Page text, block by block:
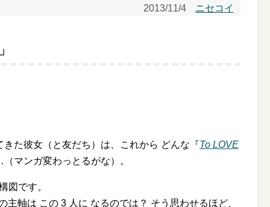
2013/11/4 ニセコイ
きた彼女（と友だち）は、これから どんな『To LOVE
マンガ変わっとるがな）。
図です。
軸は この 3 人に なるのでは？ そう思わせるほど、